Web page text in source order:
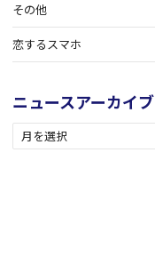
その他
恋するスマホ
ニュースアーカイブ
ュ